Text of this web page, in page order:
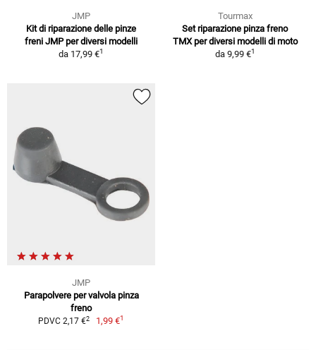
JMP
Kit di riparazione delle pinze
freni JMP per diversi modelli
da 17,99 €1
Tourmax
Set riparazione pinza freno
TMX per diversi modelli di moto
da 9,99 €1
JMP
Parapolvere per valvola pinza
freno
PDVC 2,17 €2 1,99 €1